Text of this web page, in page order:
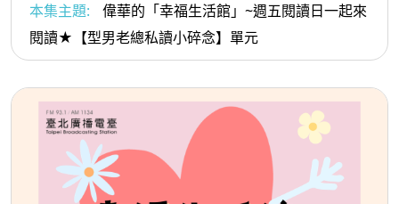
本集主題:
偉華的「幸福生活館」~週五閱讀日一起來
閱讀★【型男老總私讀小碎念】單元